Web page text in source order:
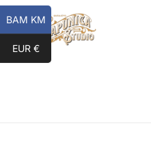
BAM KM
EUR €